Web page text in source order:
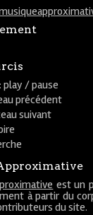
play / pause
précédent
suivant
est un
à partir du
du site.